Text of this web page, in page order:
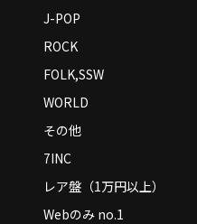
J-POP
ROCK
FOLK,SSW
WORLD
その他
7INC
レア盤（1万円以上）
Webのみ no.1